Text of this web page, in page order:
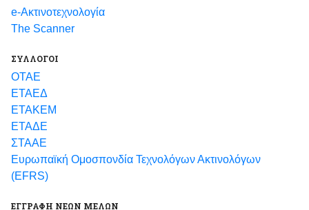
e-Ακτινοτεχνολογία
The Scanner
ΣΥΛΛΟΓΟΙ
ΟΤΑΕ
ΕΤΑΕΔ
ΕΤΑΚΕΜ
ΕΤΑΔΕ
ΣΤΑΑΕ
Ευρωπαϊκή Ομοσπονδία Τεχνολόγων Ακτινολόγων
(EFRS)
ΕΓΓΡΑΦΗ ΝΕΩΝ ΜΕΛΩΝ